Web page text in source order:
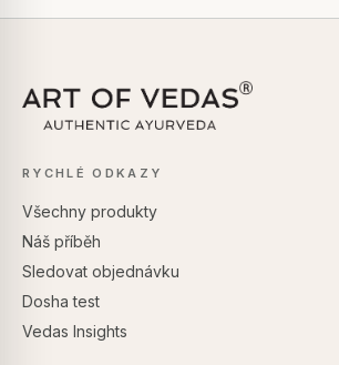
RYCHLÉ ODKAZY
Všechny produkty
Náš příběh
Sledovat objednávku
Dosha test
Vedas Insights